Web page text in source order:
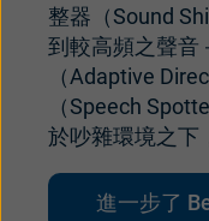
整器（Sound
到較高頻之聲音
（Adaptive
（Speech
於吵雜環境之下
進一步了